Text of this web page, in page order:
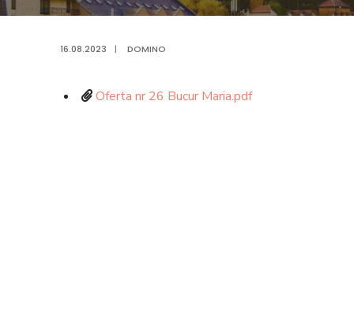
16.08.2023 | DOMINO
Oferta nr 26 Bucur Maria.pdf